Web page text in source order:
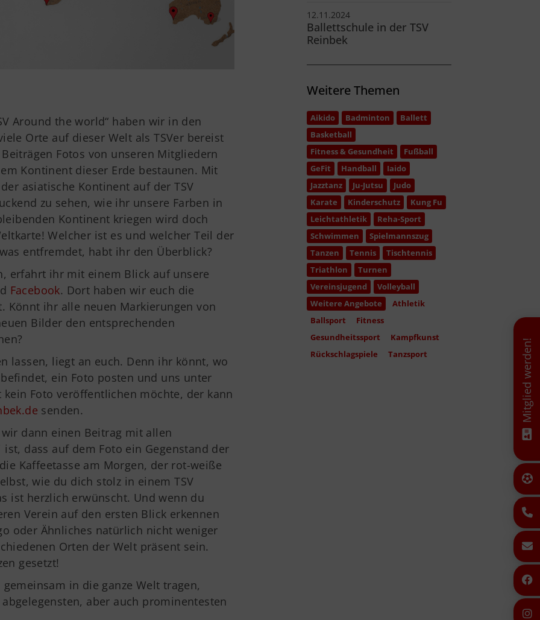
Around the world“ haben wir in den
Orte auf dieser Welt als TSVer bereist
Fotos von unseren Mitgliedern
Kontinent dieser Erde bestaunen. Mit
asiatische Kontinent auf der TSV
zu sehen, wie ihr unsere Farben in
Kontinent kriegen wird doch
Welcher ist es und welcher Teil der
entfremdet, habt ihr den Überblick?
erfahrt ihr mit einem Blick auf unsere
Facebook. Dort haben wir euch die
Könnt ihr alle neuen Markierungen von
Bilder den entsprechenden
lassen, liegt an euch. Denn ihr könnt, wo
ein Foto posten und uns unter
kein Foto veröffentlichen möchte, der kann
senden.
dann einen Beitrag mit allen
dass auf dem Foto ein Gegenstand der
Kaffeetasse am Morgen, der rot-weiße
wie du dich stolz in einem TSV
ist herzlich erwünscht. Und wenn du
Verein auf den ersten Blick erkennen
oder Ähnliches natürlich nicht weniger
Orten der Welt präsent sein.
gesetzt!
in die ganze Welt tragen,
aber auch prominentesten
12.11.2024
Ballettschule in der TSV
Reinbek
Weitere Themen
Aikido Badminton
Ballett
Basketball
Fitness & Gesundheit
Fußball
GeFit
Handball
Iaido
Jazztanz
Ju-Jutsu
Judo
Karate
Kinderschutz
Kung Fu
Leichtathletik
Reha-Sport
Schwimmen
Spielmannszug
Tanzen
Tennis
Tischtennis
Triathlon
Turnen
Vereinsjugend
Volleyball
Weitere Angebote
Athletik
Ballsport
Fitness
Gesundheitssport
Kampfkunst
Rückschlagspiele
Tanzsport Mitglied werden!